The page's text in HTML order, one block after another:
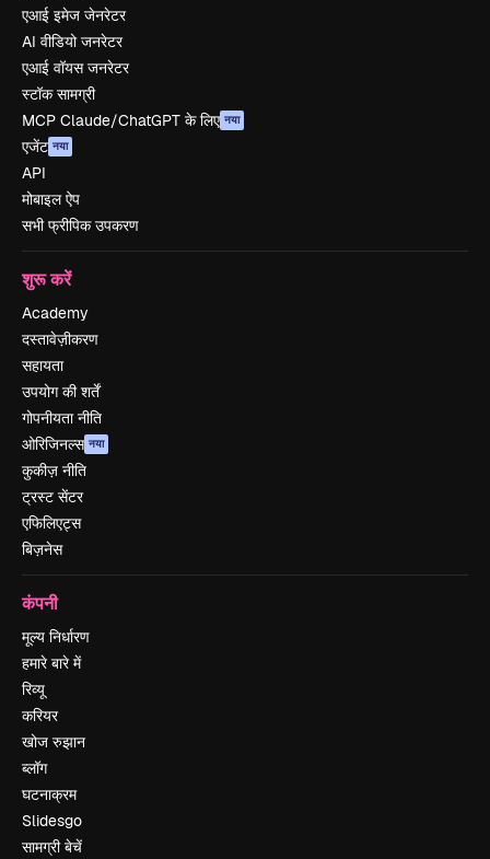
एआई इमेज जेनरेटर
AI वीडियो जनरेटर
एआई वॉयस जनरेटर
स्टॉक सामग्री
MCP Claude/ChatGPT के लिए नया
एजेंट नया
API
मोबाइल ऐप
सभी फ्रीपिक उपकरण
शुरू करें
Academy
दस्तावेज़ीकरण
सहायता
उपयोग की शर्तें
गोपनीयता नीति
ओरिजिनल्स नया
कुकीज़ नीति
ट्रस्ट सेंटर
एफिलिएट्स
बिज़नेस
कंपनी
मूल्य निर्धारण
हमारे बारे में
रिव्यू
करियर
खोज रुझान
ब्लॉग
घटनाक्रम
Slidesgo
सामग्री बेचें